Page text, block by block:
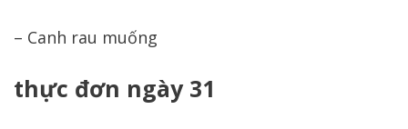
– Canh rau muống
thực đơn ngày 31